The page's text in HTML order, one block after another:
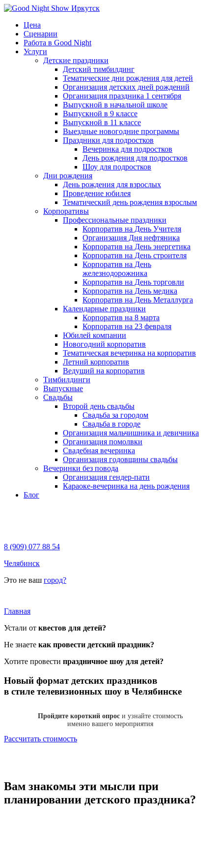
Цена
Сценарии
Работа в Good Night
Услуги
Детские праздники
Детский тимбилдинг
Тематические дни рождения для детей
Организация детских дней рождений
Организация праздника 1 сентября
Выпускной в начальной школе
Выпускной в 9 классе
Выпускной в 11 классе
Выездные новогодние программы
Праздники для подростков
Вечеринка для подростков
День рождения для подростков
Шоу для подростков
Дни рождения
День рождения для взрослых
Проведение юбилея
Тематический день рождения взрослым
Корпоративы
Профессиональные праздники
Корпоратив на День Учителя
Организация Дня нефтяника
Корпоратив на День энергетика
Корпоратив на День строителя
Корпоратив на День
железнодорожника
Корпоратив на День торговли
Корпоратив на День медика
Корпоратив на День Металлурга
Календарные праздники
Корпоратив на 8 марта
Корпоратив на 23 февраля
Юбилей компании
Новогодний корпоратив
Тематическая вечеринка на корпоратив
Летний корпоратив
Ведущий на корпоратив
Тимбилдинги
Выпускные
Свадьбы
Второй день свадьбы
Свадьба за городом
Свадьба в городе
Организация мальчишника и девичника
Организация помолвки
Свадебная вечеринка
Организация годовщины свадьбы
Вечеринки без повода
Организация гендер-пати
Караоке-вечеринка на день рождения
Блог
8 (909) 077 88 54
Челябинск
Это не ваш город?
Главная
Устали от квестов для детей?
Не знаете как провести детский праздник?
Хотите провести праздничное шоу для детей?
Новый формат детских праздников
в стиле телевизионных шоу в Челябинске
Пройдите короткий опроси узнайте стоимость
именно вашего мероприятия
Рассчитать стоимость
Вам знакомы эти мысли при
планировании детского праздника?